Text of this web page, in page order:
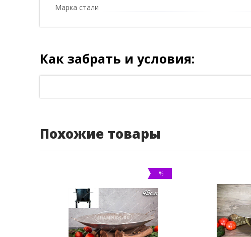
Марка стали
Как забрать и условия:
Похожие товары
%